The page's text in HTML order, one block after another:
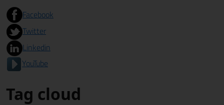
Facebook
Twitter
Linkedin
YouTube
Tag cloud